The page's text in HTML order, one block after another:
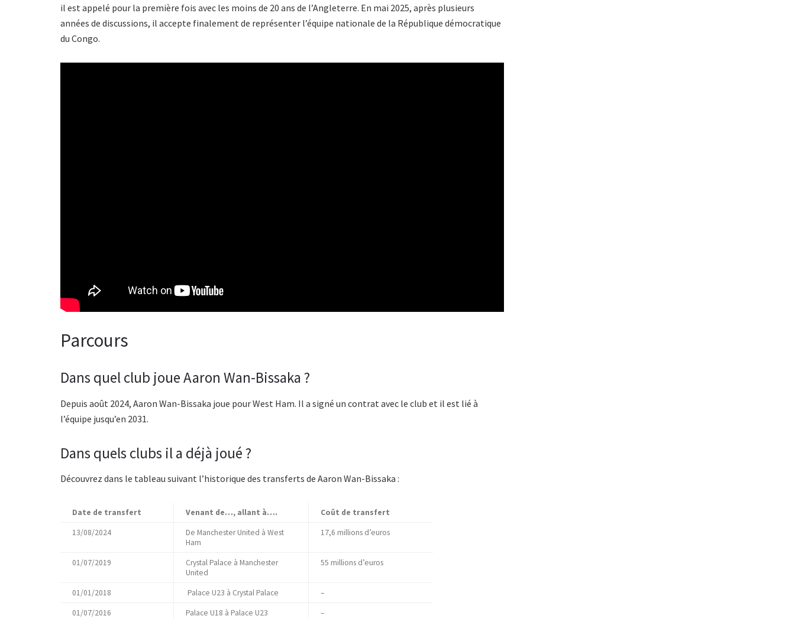
il est appelé pour la première fois avec les moins de 20 ans de l’Angleterre. En mai 2025, après plusieurs
années de discussions, il accepte finalement de représenter l’équipe nationale de la République démocratique
du Congo.
Parcours
Dans quel club joue Aaron Wan-Bissaka ?
Depuis août 2024, Aaron Wan-Bissaka joue pour West Ham. Il a signé un contrat avec le club et il est lié à
l’équipe jusqu’en 2031.
Dans quels clubs il a déjà joué ?
Découvrez dans le tableau suivant l’historique des transferts de Aaron Wan-Bissaka :
Date de transfert Venant de…, allant à….
Coût de transfert
13/08/2024
De Manchester United à West
Ham
17,6 millions d’euros
01/07/2019
Crystal Palace à Manchester
United
55 millions d’euros
01/01/2018 Palace U23 à Crystal Palace
–
01/07/2016
Palace U18 à Palace U23 –